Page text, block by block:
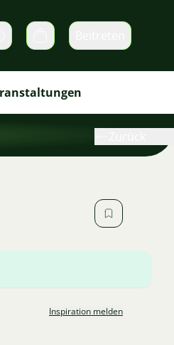
Warenkorb
Inspiration melden